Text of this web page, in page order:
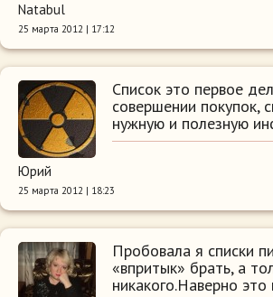
Natabul
25 марта 2012 | 17:12
Список это первое
совершении покупок,
нужную и полезную
Юрий
25 марта 2012 | 18:23
Пробовала я списки
«впритык» брать, а
никакого.Наверно это